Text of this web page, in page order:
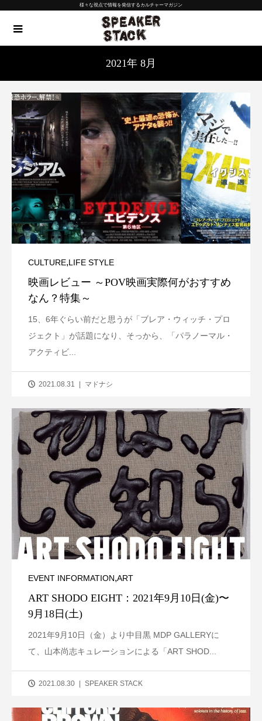
様々な視点で情報を発信するカルチャーマガジン
2021年 8月
CULTURE,LIFE STYLE
映画レビュー ～POV映画実際何がおすすめ
なん？特集～
15、6年ぐらい前だと思うが「ブレア・ウィッチ・プロ
ジェクト」が話題になり、そっから、「パラノーマル・
アクティビ...
2021.08.31 マドナシ
EVENT INFORMATION,ART
ART SHODO EIGHT：2021年9月10日(金)〜
9月18日(土)
2021年9月10日（金）より中目黒 MDP GALLERYに
て、山本尚志キュレーションによる「ART SHOD...
2021.08.30 SPEAKER STACK